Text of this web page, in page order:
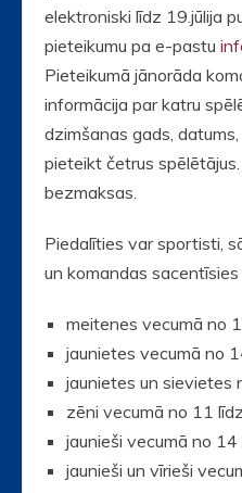
elektroniski līdz 19.jūlija
pieteikumu pa e-pastu
Pieteikumā jānorāda
informācija par katru
dzimšanas gads,
pieteikt četrus
bezmaksas.
Piedalīties var sportisti,
un komandas
meitenes vecumā no
jaunietes vecumā no
jaunietes un sievietes
zēni vecumā no 11
jaunieši vecumā no
jaunieši un vīrieši